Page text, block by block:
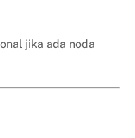
jika ada noda